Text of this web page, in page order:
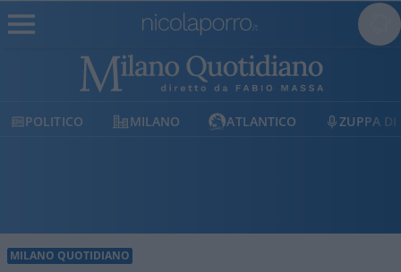
POLITICO MILANO ATLANTICO ZUPPA DI
MILANO QUOTIDIANO